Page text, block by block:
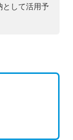
として活用予